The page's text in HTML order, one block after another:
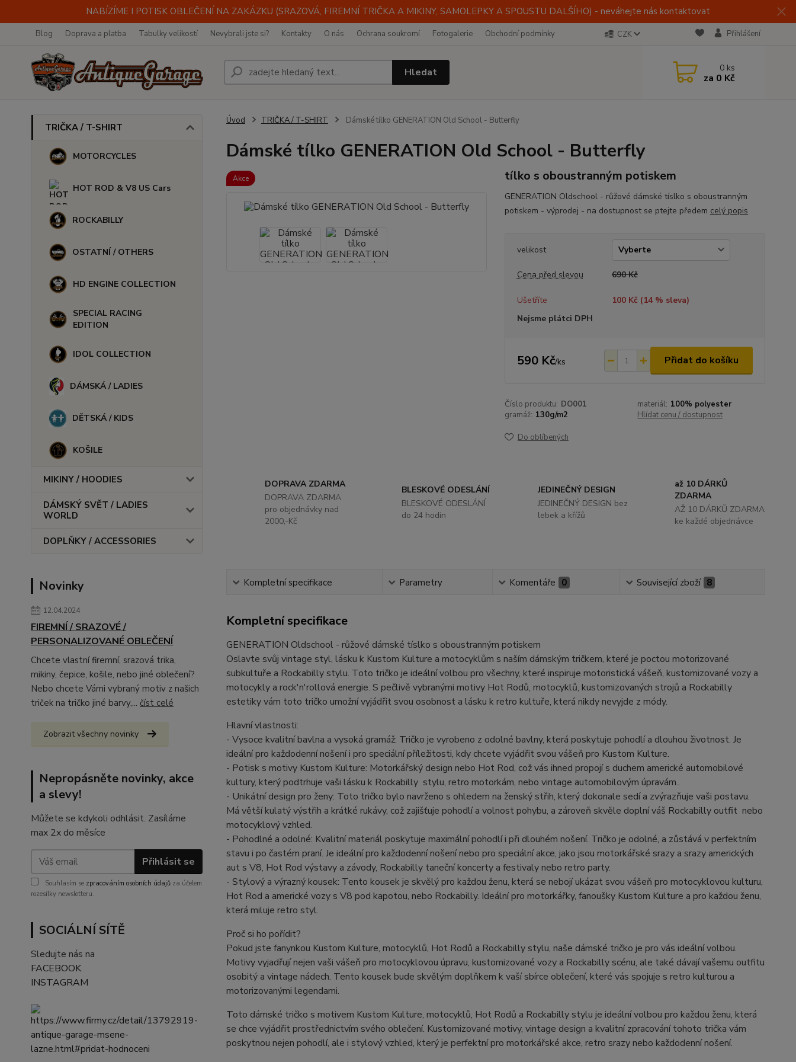
NABÍZÍME I POTISK OBLEČENÍ NA ZAKÁZKU (SRAZOVÁ, FIREMNÍ TRIČKA A MIKINY, SAMOLEPKY A SPOUSTU DALŠÍHO) - neváhejte nás kontaktovat
Blog Doprava a platba Tabulky velikostí Nevybrali jste si? Kontakty O nás Ochrana soukromí Fotogalerie Obchodní podmínky CZK Přihlášení
Hledat 0 ks
za 0 Kč
TRIČKA / T-SHIRT
MOTORCYCLES
HOT ROD & V8 US Cars
ROCKABILLY
OSTATNÍ / OTHERS
HD ENGINE COLLECTION
SPECIAL RACING
EDITION
IDOL COLLECTION
DÁMSKÁ / LADIES
DĚTSKÁ / KIDS
KOŠILE
MIKINY / HOODIES
DÁMSKÝ SVĚT / LADIES
WORLD
DOPLŇKY / ACCESSORIES
Novinky
12.04.2024
FIREMNÍ / SRAZOVÉ /
PERSONALIZOVANÉ OBLEČENÍ
Chcete vlastní firemní, srazová trika,
mikiny, čepice, košile, nebo jiné oblečení?
Nebo chcete Vámi vybraný motiv z našich
triček na tričko jiné barvy,... číst celé
Zobrazit všechny novinky
Nepropásněte novinky, akce
a slevy!
Můžete se kdykoli odhlásit. Zasíláme
max 2x do měsíce
Přihlásit se
Souhlasím se zpracováním osobních údajů za účelem
rozesílky newsletteru.
SOCIÁLNÍ SÍTĚ
Sledujte nás na
FACEBOOK
INSTAGRAM
Úvod TRIČKA / T-SHIRT Dámské tílko GENERATION Old School - Butterfly
Dámské tílko GENERATION Old School - Butterfly
Akce tílko s oboustranným potiskem
GENERATION Oldschool - růžové dámské tíslko s oboustranným
potiskem - výprodej - na dostupnost se ptejte předem celý popis
velikost
Cena před slevou 690 Kč
Ušetříte 100 Kč (14% sleva)
Nejsme plátci DPH
590 Kč/ks Přidat do košíku
Číslo produktu: DO001 materiál: 100% polyester
gramáž: 130g/m2 Hlídat cenu / dostupnost
Do oblíbených
DOPRAVA ZDARMA
DOPRAVA ZDARMA
pro objednávky nad
2000,-Kč
BLESKOVÉ ODESLÁNÍ
BLESKOVÉ ODESLÁNÍ
do 24 hodin
JEDINEČNÝ DESIGN
JEDINEČNÝ DESIGN bez
lebek a křížů
až 10 DÁRKŮ
ZDARMA
AŽ 10 DÁRKŮ ZDARMA
ke každé objednávce
Kompletní specifikace Parametry Komentáře 0 Související zboží 8
Kompletní specifikace
GENERATION Oldschool - růžové dámské tíslko s oboustranným potiskem
Oslavte svůj vintage styl, lásku k Kustom Kulture a motocyklům s naším dámským tričkem, které je poctou motorizované
subkultuře a Rockabilly stylu. Toto tričko je ideální volbou pro všechny, které inspiruje motoristická vášeň, kustomizované vozy a
motocykly a rock'n'rollová energie. S pečlivě vybranými motivy Hot Rodů, motocyklů, kustomizovaných strojů a Rockabilly
estetiky vám toto tričko umožní vyjádřit svou osobnost a lásku k retro kultuře, která nikdy nevyjde z módy.
Hlavní vlastnosti:
- Vysoce kvalitní bavlna a vysoká gramáž: Tričko je vyrobeno z odolné bavlny, která poskytuje pohodlí a dlouhou životnost. Je
ideální pro každodenní nošení i pro speciální příležitosti, kdy chcete vyjádřit svou vášeň pro Kustom Kulture.
- Potisk s motivy Kustom Kulture: Motorkářský design nebo Hot Rod, což vás ihned propojí s duchem americké automobilové
kultury, který podtrhuje vaši lásku k Rockabilly stylu, retro motorkám, nebo vintage automobilovým úpravám..
- Unikátní design pro ženy: Toto tričko bylo navrženo s ohledem na ženský střih, který dokonale sedí a zvýrazňuje vaši postavu.
Má větší kulatý výstřih a krátké rukávy, což zajišťuje pohodlí a volnost pohybu, a zároveň skvěle doplní váš Rockabilly outfit nebo
motocyklový vzhled.
- Pohodlné a odolné: Kvalitní materiál poskytuje maximální pohodlí i při dlouhém nošení. Tričko je odolné, a zůstává v perfektním
stavu i po častém praní. Je ideální pro každodenní nošení nebo pro speciální akce, jako jsou motorkářské srazy a srazy amerických
aut s V8, Hot Rod výstavy a závody, Rockabilly taneční koncerty a festivaly nebo retro party.
- Stylový a výrazný kousek: Tento kousek je skvělý pro každou ženu, která se nebojí ukázat svou vášeň pro motocyklovou kulturu,
Hot Rod a americké vozy s V8 pod kapotou, nebo Rockabilly. Ideální pro motorkářky, fanoušky Kustom Kulture a pro každou ženu,
která miluje retro styl.
Proč si ho pořídit?
Pokud jste fanynkou Kustom Kulture, motocyklů, Hot Rodů a Rockabilly stylu, naše dámské tričko je pro vás ideální volbou.
Motivy vyjadřují nejen vaši vášeň pro motocyklovou úpravu, kustomizované vozy a Rockabilly scénu, ale také dávají vašemu outfitu
osobitý a vintage nádech. Tento kousek bude skvělým doplňkem k vaší sbírce oblečení, které vás spojuje s retro kulturou a
motorizovanými legendami.
Toto dámské tričko s motivem Kustom Kulture, motocyklů, Hot Rodů a Rockabilly stylu je ideální volbou pro každou ženu, která
se chce vyjádřit prostřednictvím svého oblečení. Kustomizované motivy, vintage design a kvalitní zpracování tohoto trička vám
poskytnou nejen pohodlí, ale i stylový vzhled, který je perfektní pro motorkářské akce, retro srazy nebo každodenní nošení.